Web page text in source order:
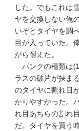
した。でもこれは
ヤを交換しない俺
いぞとタイヤを調
目が入っていた。
がら耐えた。
パンクの種類は
ラスの破片が挟ま
のタイヤに割れ目
かりやすかった。
れ目あちらの割れ
だ。タイヤを買う